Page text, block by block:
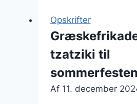
Opskrifter
tzatziki til
sommerfesten
Af 11. december